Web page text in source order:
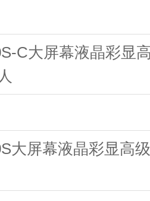
C大屏幕液晶彩显
大屏幕液晶彩显高